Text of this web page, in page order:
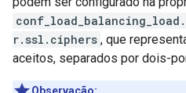
r.ssl.ciphers , que
aceitos, separados por dois-
Observação: